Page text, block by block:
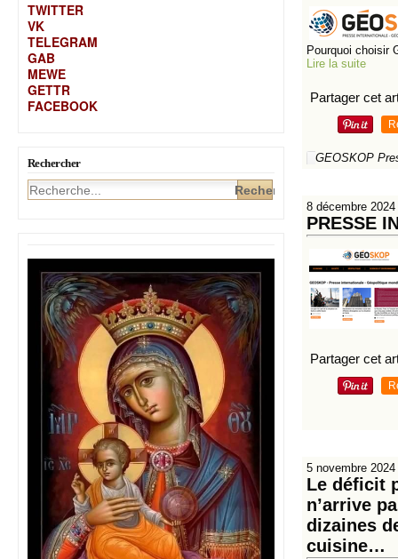
TWITTER
VK
TELEGRAM
GAB
MEWE
GETTR
FACEBOOK
Rechercher
Pourquoi choisir
Lire la suite
Partager cet
GEOSKOP
8 décembre 2024
PRESSE
Partager cet
5 novembre 2024
Le déficit
n’arrive
dizaines
cuisine…